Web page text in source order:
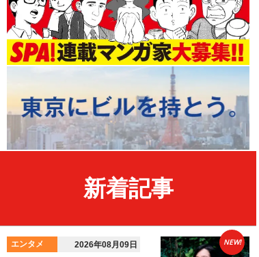
新着記事
エンタメ 2026年08月09日 NEW!